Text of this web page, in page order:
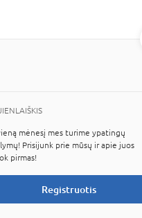
mėnesį mes turime ypatingų
Prisijunk prie mūsų ir apie juos
pirmas!
Registruotis